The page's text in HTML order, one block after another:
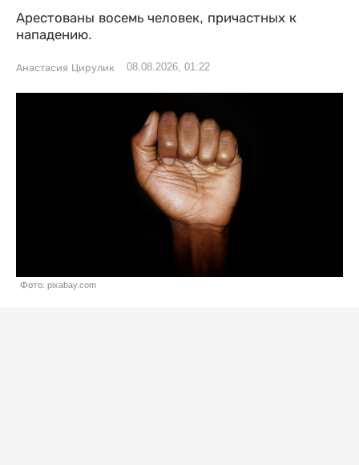
Арестованы восемь человек, причастных к
нападению.
Анастасия Цирулик 08.08.2026, 01:22
Фото: pixabay.com